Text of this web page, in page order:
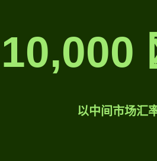
10,000
以中间市场汇